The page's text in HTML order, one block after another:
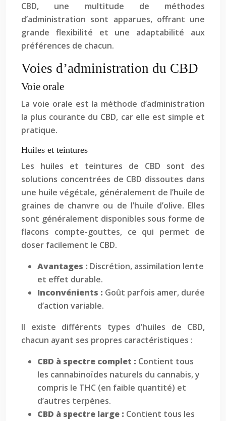
CBD, une multitude de méthodes
d’administration sont apparues, offrant une
grande flexibilité et une adaptabilité aux
préférences de chacun.
Voies d’administration du CBD
Voie orale
La voie orale est la méthode d’administration
la plus courante du CBD, car elle est simple et
pratique.
Huiles et teintures
Les huiles et teintures de CBD sont des
solutions concentrées de CBD dissoutes dans
une huile végétale, généralement de l’huile de
graines de chanvre ou de l’huile d’olive. Elles
sont généralement disponibles sous forme de
flacons compte-gouttes, ce qui permet de
doser facilement le CBD.
Avantages : Discrétion, assimilation lente
et effet durable.
Inconvénients : Goût parfois amer, durée
d’action variable.
Il existe différents types d’huiles de CBD,
chacun ayant ses propres caractéristiques :
CBD à spectre complet : Contient tous
les cannabinoïdes naturels du cannabis, y
compris le THC (en faible quantité) et
d’autres terpènes.
CBD à spectre large : Contient tous les